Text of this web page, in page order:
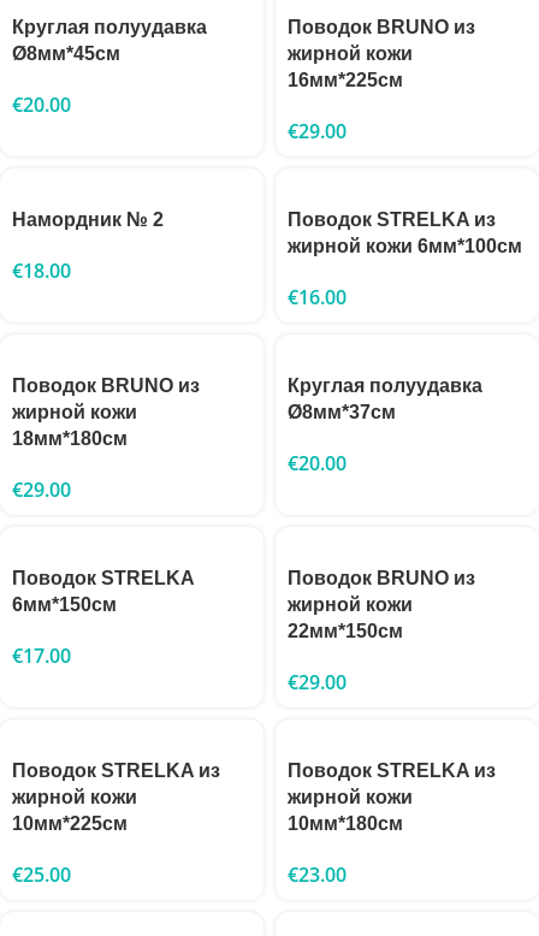
Круглая полуудавка
Ø8мм*45см
€20.00
Поводок BRUNO из
жирной кожи
16мм*225см
€29.00
Намордник № 2
€18.00
Поводок STRELKA из
жирной кожи 6мм*100см
€16.00
Поводок BRUNO из
жирной кожи
18мм*180см
€29.00
Круглая полуудавка
Ø8мм*37см
€20.00
Поводок STRELKA
6мм*150см
€17.00
Поводок BRUNO из
жирной кожи
22мм*150см
€29.00
Поводок STRELKA из
жирной кожи
10мм*225см
€25.00
Поводок STRELKA из
жирной кожи
10мм*180см
€23.00